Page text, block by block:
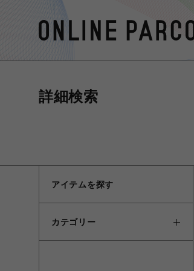
詳細検索
アイテムを探す
カテゴリー